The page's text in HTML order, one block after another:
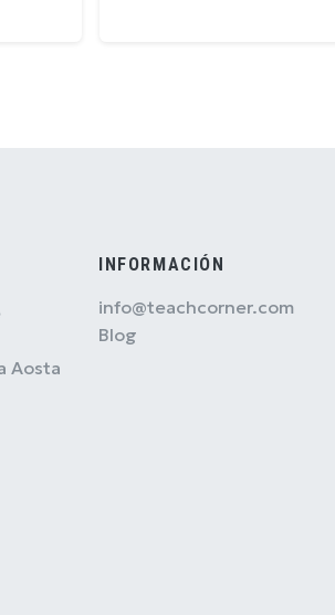
Aosta
INFORMACIÓN
info@teachcorner.com
Blog